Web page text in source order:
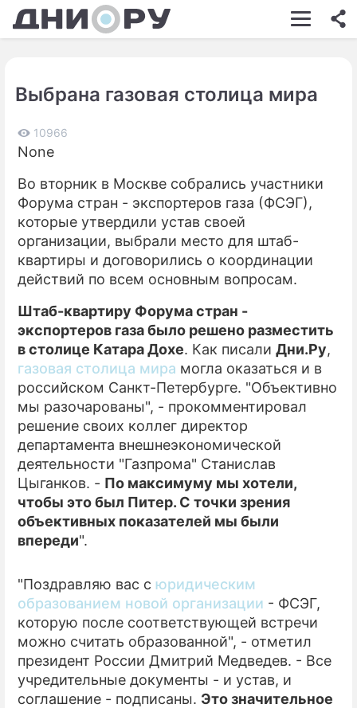
ШОУ-БИЗНЕС
КИНО
ЭКОНОМИКА
ПРОИСШЕСТВИЯ
СОННИК
СТИЛЬ ЖИЗНИ
СЕРИАЛЫ
ИГРЫ
ПРЕСС-РЕЛИЗЫ
О ПРОЕКТЕ
Выбрана газовая столица мира
10966
None
Во вторник в Москве собрались участники
Форума стран - экспортеров газа (ФСЭГ),
которые утвердили устав своей
организации, выбрали место для штаб-
квартиры и договорились о координации
действий по всем основным вопросам.
Штаб-квартиру Форума стран -
экспортеров газа было решено разместить
в столице Катара Дохе. Как писали Дни.Ру,
газовая столица мира могла оказаться и в
российском Санкт-Петербурге. "Объективно
мы разочарованы", - прокомментировал
решение своих коллег директор
департамента внешнеэкономической
деятельности "Газпрома" Станислав
Цыганков. - По максимуму мы хотели,
чтобы это был Питер. С точки зрения
объективных показателей мы были
впереди".
"Поздравляю вас с юридическим
образованием новой организации - ФСЭГ,
которую после соответствующей встречи
можно считать образованной", - отметил
президент России Дмитрий Медведев. - Все
учредительные документы - и устав, и
соглашение - подписаны. Это значительное